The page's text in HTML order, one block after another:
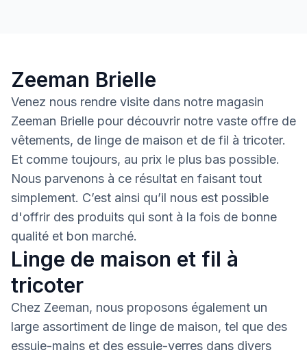
Zeeman Brielle
Venez nous rendre visite dans notre magasin
Zeeman Brielle pour découvrir notre vaste offre de
vêtements, de linge de maison et de fil à tricoter.
Et comme toujours, au prix le plus bas possible.
Nous parvenons à ce résultat en faisant tout
simplement. C’est ainsi qu’il nous est possible
d'offrir des produits qui sont à la fois de bonne
qualité et bon marché.
Linge de maison et fil à
tricoter
Chez Zeeman, nous proposons également un
large assortiment de linge de maison, tel que des
essuie-mains et des essuie-verres dans divers